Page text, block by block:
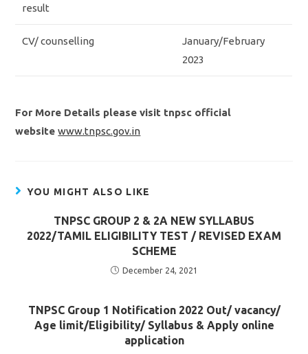
result
CV/ counselling
January/February
2023
For More Details please visit tnpsc official
websitewww.tnpsc.gov.in
YOU MIGHT ALSO LIKE
TNPSC GROUP 2 & 2A NEW SYLLABUS
2022/TAMIL ELIGIBILITY TEST / REVISED EXAM
SCHEME
December 24, 2021
TNPSC Group 1 Notification 2022 Out/ vacancy/
Age limit/Eligibility/ Syllabus & Apply online
application